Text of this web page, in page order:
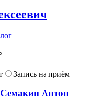
Запись на приём
Семакин Антон